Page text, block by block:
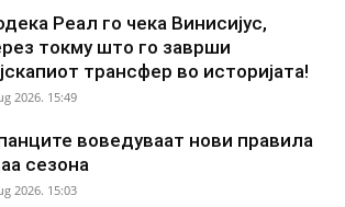
Реал го чека Винисијус,
токму што го заврши
трансфер во историјата!
2026. 15:49
воведуваат нови правила
сезона
2026. 15:03